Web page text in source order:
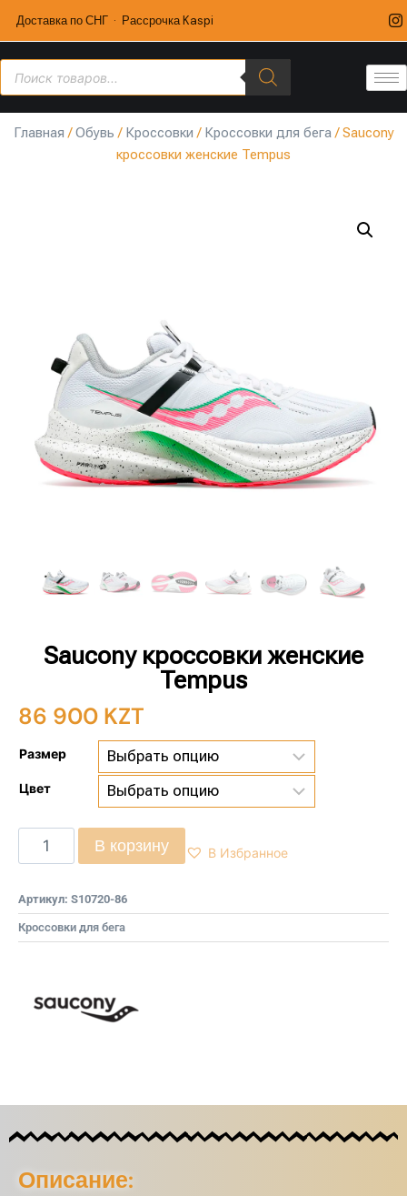
Доставка по СНГ · Рассрочка Kaspi
Главная /Обувь / Кроссовки / Кроссовки для бега/ Saucony
кроссовки женские Tempus
Saucony кроссовки женские
Tempus
86 900 KZT
Размер
Цвет
В корзину В Избранное
Артикул: S10720-86
Кроссовки для бега
Описание: